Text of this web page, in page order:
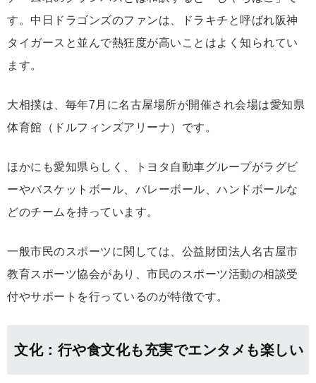
す。中日ドラゴンズのファンは、ドラキチと呼ばれ阪神
タイガースと並んで熱狂度が高いことはよく知られてい
ます。
大相撲は、毎年7月に名古屋場所が開催され会場は愛知県
体育館（ドルフィンズアリーナ）です。
ほかにも愛知県らしく、トヨタ自動車グループがラグビ
ーやバスケットボール、バレーボール、ハンドボールな
どのチームを持っています。
一般市民のスポーツに関しては、公益財団法人名古屋市
教育スポーツ協会があり、市民のスポーツ活動の相談受
付やサポートを行っているのが特徴です。
文化：行や食文化も充実でエンタメも楽しい